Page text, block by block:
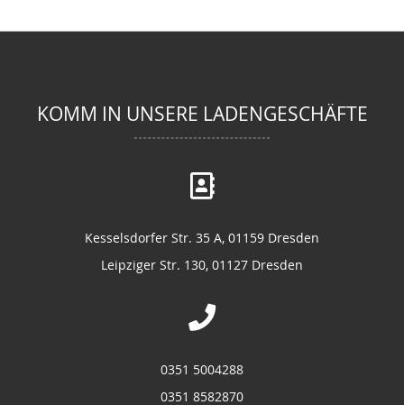
KOMM IN UNSERE LADENGESCHÄFTE
Kesselsdorfer Str. 35 A, 01159 Dresden
Leipziger Str. 130, 01127 Dresden
0351 5004288
0351 8582870